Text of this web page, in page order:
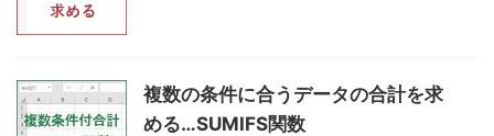
複数の条件に合うデータの合計を求
める…SUMIFS関数